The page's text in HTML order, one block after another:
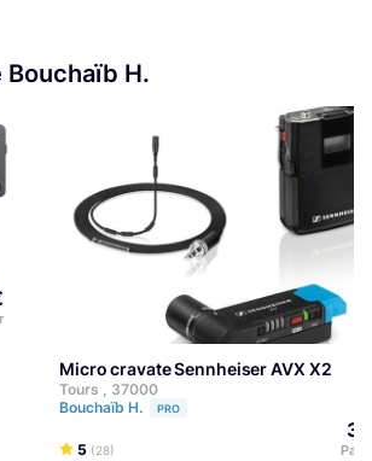
H.
Micro cravate Sennheiser AVX X2
Tours , 37000
Bouchaïb H.
PRO
5 (28) Par